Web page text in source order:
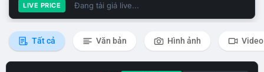
LIVE PRICE Đang tải giá live...
Tất cả Văn bản Hình ảnh Video